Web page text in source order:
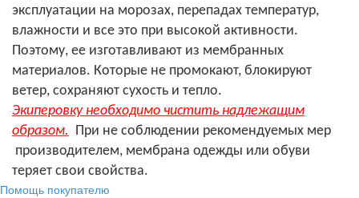
эксплуатации на морозах, перепадах температур,
влажности и все это при высокой активности.
Поэтому, ее изготавливают из мембранных
материалов. Которые не промокают, блокируют
ветер, сохраняют сухость и тепло.
Экиперовку необходимо чистить надлежащим
образом. При не соблюдении рекомендуемых мер
производителем, мембрана одежды или обуви
теряет свои свойства.
Помощь покупателю